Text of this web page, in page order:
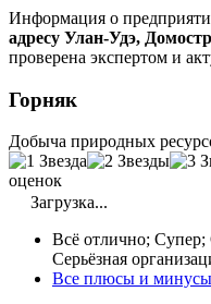
Информация о
адресу Улан-Удэ,
проверена экспертом и
Горняк
Добыча природных
оценок
Загрузка...
Всё отлично;
Серьёзная
Все плюсы и минусы